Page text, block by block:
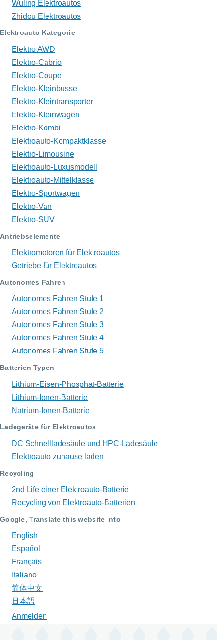
Wuling Elektroautos
Zhidou Elektroautos
Elektroauto Kategorie
Elektro AWD
Elektro-Cabrio
Elektro-Coupe
Elektro-Kleinbusse
Elektro-Kleintransporter
Elektro-Kleinwagen
Elektro-Kombi
Elektroauto-Kompaktklasse
Elektro-Limousine
Elektroauto-Luxusmodell
Elektroauto-Mittelklasse
Elektro-Sportwagen
Elektro-Van
Elektro-SUV
Antriebselemente
Elektromotoren für Elektroautos
Getriebe für Elektroautos
Autonomes Fahren
Autonomes Fahren Stufe 1
Autonomes Fahren Stufe 2
Autonomes Fahren Stufe 3
Autonomes Fahren Stufe 4
Autonomes Fahren Stufe 5
Batterien Typen
Lithium-Eisen-Phosphat-Batterie
Lithium-Ionen-Batterie
Natrium-Ionen-Batterie
Ladegeräte für Elektroautos
DC Schnellladesäule und HPC-Ladesäule
Elektroauto zuhause laden
Recycling
2nd Life einer Elektroauto-Batterie
Recycling von Elektroauto-Batterien
Google, Translate this website into
English
Español
Français
Italiano
简体中文
日本語
Benutzermenü
Anmelden